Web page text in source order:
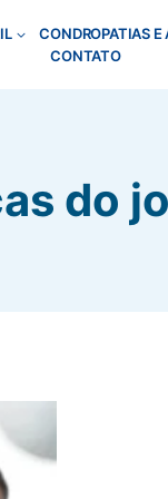
CONDROPATIAS E
CONTATO
do